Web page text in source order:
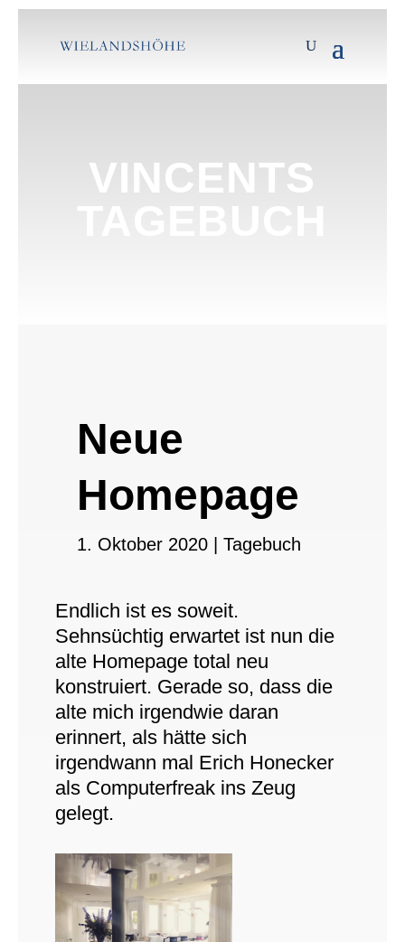
VINCENTS
Neue
Homepage
1. Oktober 2020| Tagebuch
Endlich ist es soweit.
Sehnsüchtig erwartet ist nun die
alte Homepage total neu
konstruiert. Gerade so, dass die
alte mich irgendwie daran
erinnert, als hätte sich
irgendwann mal Erich Honecker
als Computerfreak ins Zeug
gelegt.